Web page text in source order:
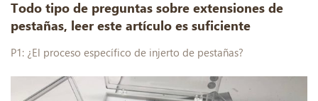
Todo tipo de preguntas sobre extensiones de
pestañas, leer este artículo es suficiente
P1: ¿El proceso específico de injerto de pestañas?